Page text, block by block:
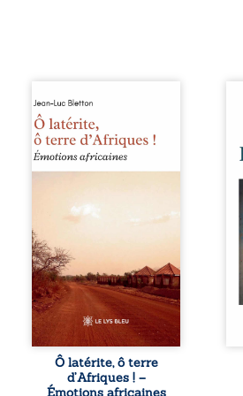
Ô latérite, ô terre
d’Afriques ! est un
poétique et
authentique aux
paysages, aux
émotions brutes
d’un continent en
entre traditions et
modernité. Des
souvenirs intimes
– la pluie à
Namoungou, le
baobab de
Zagtouli – aux
portraits
marquants –
Thomas Sankara,
Ô latérite, ô terre
d’Afriques ! –
Émotions africaines